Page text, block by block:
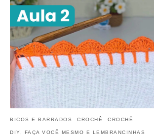
BICOS E BARRADOS CROCHÊ CROCHÊ
DIY, FAÇA VOCÊ MESMO E LEMBRANCINHAS